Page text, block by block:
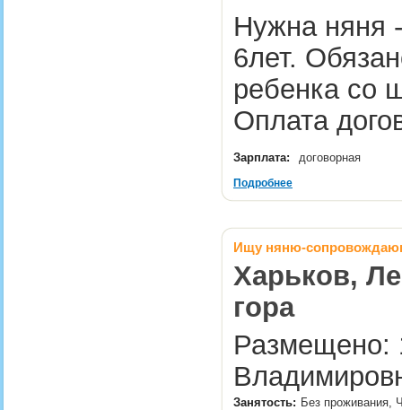
Нужна няня
6лет.
ребенка со
Оплата
Зарплата: договорная
Подробнее
Ищу няню-
Харьков,
гора
Размещено:
Занятость: Без проживания,